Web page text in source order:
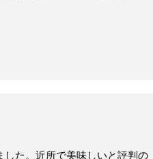
た。近所で美味しいと評判の